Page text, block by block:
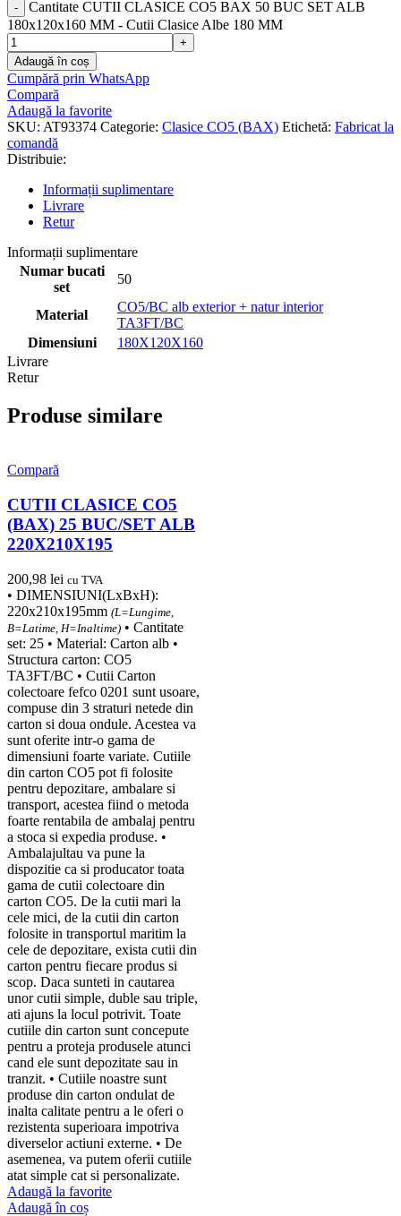
Cantitate CUTII CLASICE CO5 BAX 50 BUC SET ALB
180x120x160 MM - Cutii Clasice Albe 180 MM
Adaugă în coș
Cumpără prin WhatsApp
Compară
Adaugă la favorite
SKU: AT93374 Categorie: Clasice CO5 (BAX) Etichetă: Fabricat la
comandă
Distribuie:
Informații suplimentare
Livrare
Retur
Informații suplimentare
Numar bucati
set
50
Material
CO5/BC alb exterior + natur interior
TA3FT/BC
Dimensiuni
180X120X160
Livrare
Retur
Produse similare
Compară
CUTII CLASICE CO5
(BAX) 25 BUC/SET ALB
220X210X195
200,98 lei cu TVA
• DIMENSIUNI(LxBxH):
220x210x195mm (L=Lungime,
B=Latime, H=Inaltime) • Cantitate
set: 25 • Material: Carton alb •
Structura carton: CO5
TA3FT/BC • Cutii Carton
colectoare fefco 0201 sunt usoare,
compuse din 3 straturi netede din
carton si doua ondule. Acestea va
sunt oferite intr-o gama de
dimensiuni foarte variate. Cutiile
din carton CO5 pot fi folosite
pentru depozitare, ambalare si
transport, acestea fiind o metoda
foarte rentabila de ambalaj pentru
a stoca si expedia produse. •
Ambalajultau va pune la
dispozitie ca si producator toata
gama de cutii colectoare din
carton CO5. De la cutii mari la
cele mici, de la cutii din carton
folosite in transportul maritim la
cele de depozitare, exista cutii din
carton pentru fiecare produs si
scop. Daca sunteti in cautarea
unor cutii simple, duble sau triple,
ati ajuns la locul potrivit. Toate
cutiile din carton sunt concepute
pentru a proteja produsele atunci
cand ele sunt depozitate sau in
tranzit. • Cutiile noastre sunt
produse din carton ondulat de
inalta calitate pentru a le oferi o
rezistenta superioara impotriva
diverselor actiuni externe. • De
asemenea, va putem oferii cutiile
atat simple cat si personalizate.
Adaugă la favorite
Adaugă în coș